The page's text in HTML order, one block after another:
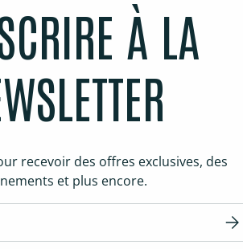
À LA
recevoir des offres exclusives, des
et plus encore.